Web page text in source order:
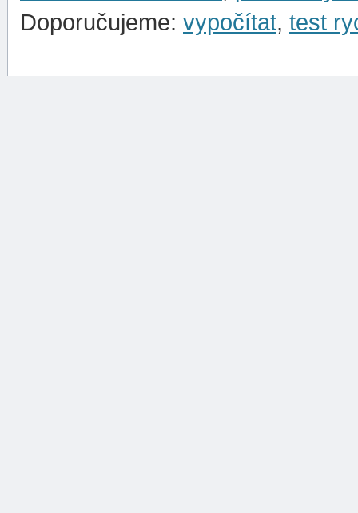
Doporučujeme: vypočítat, test